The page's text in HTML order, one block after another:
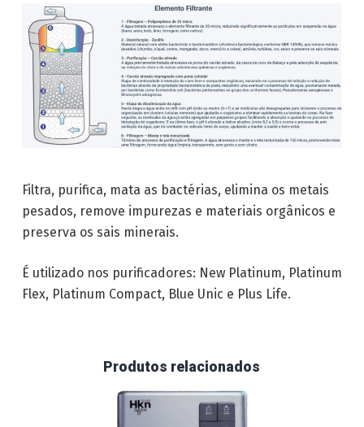
Filtra, purifica, mata as bactérias, elimina os metais
pesados, remove impurezas e materiais orgânicos e
preserva os sais minerais.
É utilizado nos purificadores: New Platinum, Platinum
Flex, Platinum Compact, Blue Unic e Plus Life.
Produtos relacionados